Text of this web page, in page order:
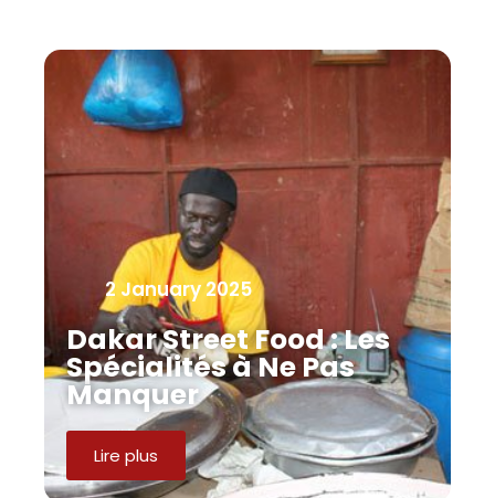
2 January 2025
Dakar Street Food : Les
Spécialités à Ne Pas
Manquer
Lire plus